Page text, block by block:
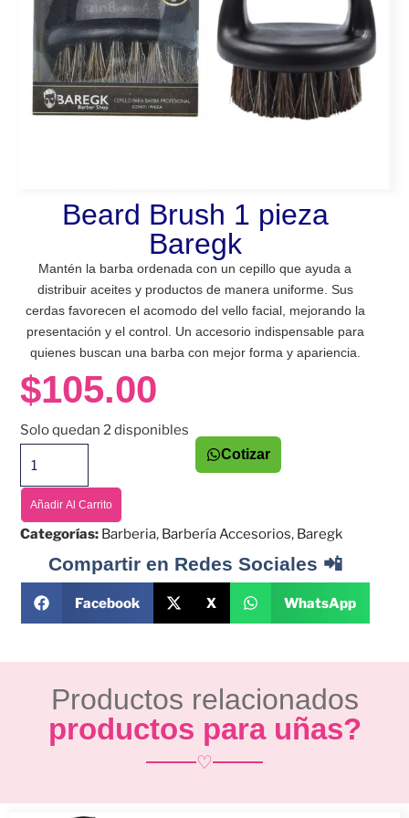
Beard Brush 1 pieza
Baregk
Mantén la barba ordenada con un cepillo que ayuda a
distribuir aceites y productos de manera uniforme. Sus
cerdas favorecen el acomodo del vello facial, mejorando la
presentación y el control. Un accesorio indispensable para
quienes buscan una barba con mejor forma y apariencia.
$105.00
Solo quedan 2 disponibles
Añadir Al Carrito
Cotizar
Categorías: Barberia, Barbería Accesorios, Baregk
Compartir en Redes Sociales 📲
Facebook X WhatsApp
Productos relacionados
productos para uñas?
♡